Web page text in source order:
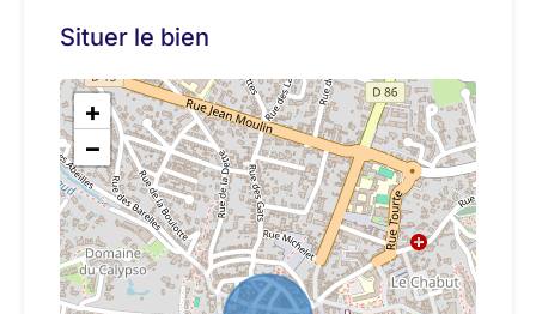
Situer le bien
+
−